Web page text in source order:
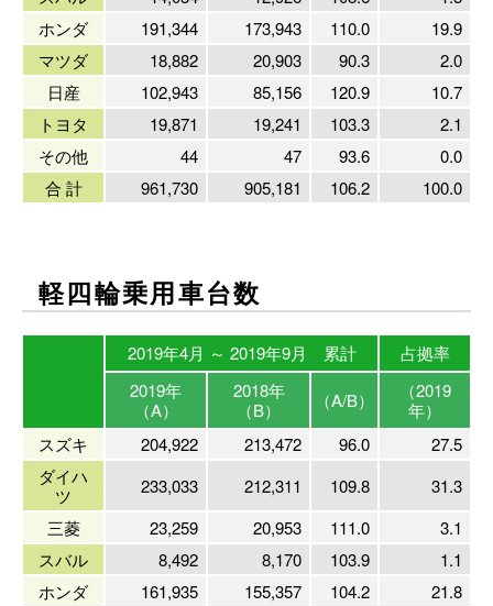
ホンダ
191,344 173,943 110.0
19.9
マツダ
18,882 20,903 90.3
2.0
日産
102,943 85,156 120.9
10.7
トヨタ
19,871 19,241 103.3
2.1
その他
44 47 93.6
0.0
合 計
961,730 905,181 106.2 100.0
軽四輪乗用車台数
2019年4月 ～ 2019年9月 累計
占拠率
2019年
（A）
2018年
（B）
（A/B）
（2019
年）
スズキ
204,922 213,472 96.0
27.5
ダイハ
ツ
233,033 212,311 109.8
31.3
三菱
23,259 20,953 111.0
3.1
スバル
8,492 8,170 103.9
1.1
ホンダ
161,935 155,357 104.2
21.8